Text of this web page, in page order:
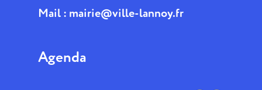
Mail : mairie@ville-lannoy.fr
Agenda